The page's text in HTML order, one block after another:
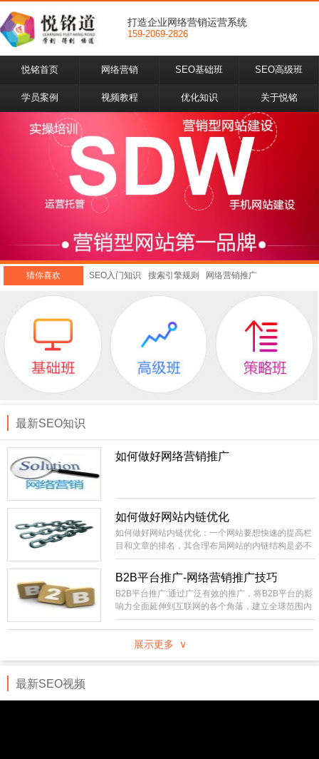
打造企业网络营销运营系统
159-2069-2826
悦铭首页 网络营销 SEO基础班 SEO高级班
学员案例 视频教程 优化知识 关于悦铭
猜你喜欢 SEO入门知识 搜索引擎规则 网络营销推广
最新SEO知识
如何做好网络营销推广
如何做好网站内链优化
如何做好网站内链优化：一个网站要想快速的提高栏
目和文章的排名，其合理布局网站的内链结构是必不
可少的。相当外部链接而言，内部链接就比较容易控
制，成本低。你直接就可以在自己的站上进行部署，
不像外部链接的不可控性比较大，需要大量的购买或
长期的积累才有办法实现稳定的SEO效果。
B2B平台推广-网络营销推广技巧
B2B平台推广:通过广泛有效的推广，将B2B平台的影
响力全面延伸到互联网的各个角落，建立全球范围内
领先的网络贸易集散中心，国内最具影响力和生命力
的B2B电子商务信息交互平台。建设全国范围内包括
行业、地域分类的企事业黄页，通过专业服务及先进
展示更多 ∨
最新SEO视频